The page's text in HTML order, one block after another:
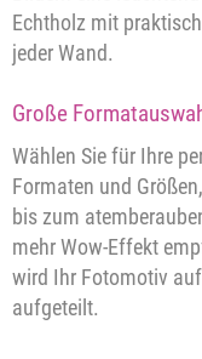
Echtholz mit
jeder Wand.
Große
Wählen Sie für Ihre
Formaten und
bis zum
mehr Wow-Effekt
wird Ihr Fotomotiv
aufgeteilt.